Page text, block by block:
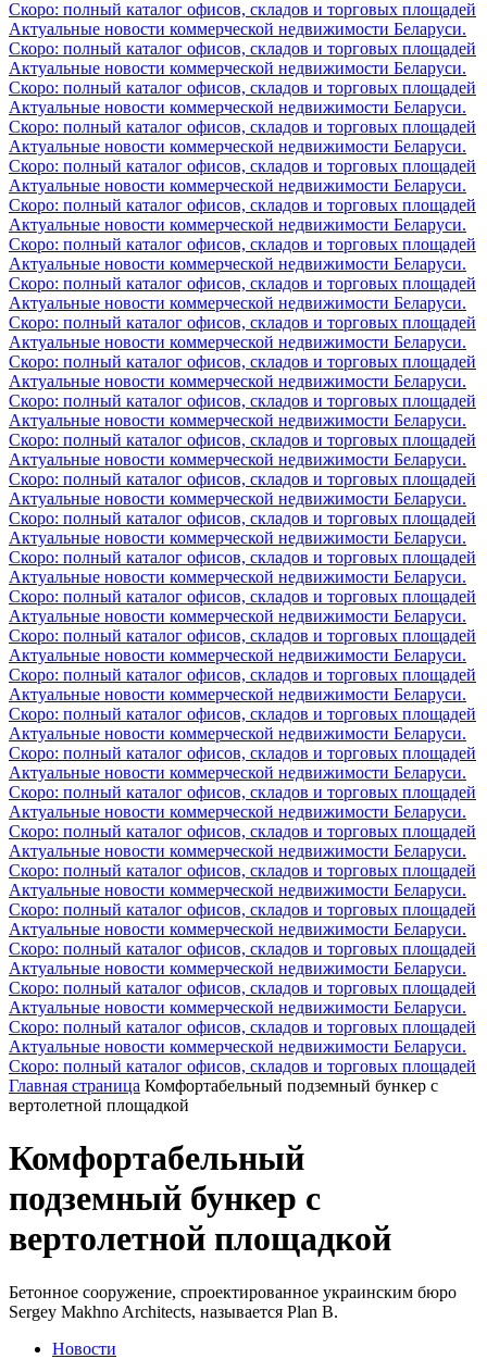
Скоро: полный каталог офисов, складов и торговых площадей
Актуальные новости коммерческой недвижимости Беларуси.
Скоро: полный каталог офисов, складов и торговых площадей
Актуальные новости коммерческой недвижимости Беларуси.
Скоро: полный каталог офисов, складов и торговых площадей
Актуальные новости коммерческой недвижимости Беларуси.
Скоро: полный каталог офисов, складов и торговых площадей
Актуальные новости коммерческой недвижимости Беларуси.
Скоро: полный каталог офисов, складов и торговых площадей
Актуальные новости коммерческой недвижимости Беларуси.
Скоро: полный каталог офисов, складов и торговых площадей
Актуальные новости коммерческой недвижимости Беларуси.
Скоро: полный каталог офисов, складов и торговых площадей
Актуальные новости коммерческой недвижимости Беларуси.
Скоро: полный каталог офисов, складов и торговых площадей
Актуальные новости коммерческой недвижимости Беларуси.
Скоро: полный каталог офисов, складов и торговых площадей
Актуальные новости коммерческой недвижимости Беларуси.
Скоро: полный каталог офисов, складов и торговых площадей
Актуальные новости коммерческой недвижимости Беларуси.
Скоро: полный каталог офисов, складов и торговых площадей
Актуальные новости коммерческой недвижимости Беларуси.
Скоро: полный каталог офисов, складов и торговых площадей
Актуальные новости коммерческой недвижимости Беларуси.
Скоро: полный каталог офисов, складов и торговых площадей
Актуальные новости коммерческой недвижимости Беларуси.
Скоро: полный каталог офисов, складов и торговых площадей
Актуальные новости коммерческой недвижимости Беларуси.
Скоро: полный каталог офисов, складов и торговых площадей
Актуальные новости коммерческой недвижимости Беларуси.
Скоро: полный каталог офисов, складов и торговых площадей
Актуальные новости коммерческой недвижимости Беларуси.
Скоро: полный каталог офисов, складов и торговых площадей
Актуальные новости коммерческой недвижимости Беларуси.
Скоро: полный каталог офисов, складов и торговых площадей
Актуальные новости коммерческой недвижимости Беларуси.
Скоро: полный каталог офисов, складов и торговых площадей
Актуальные новости коммерческой недвижимости Беларуси.
Скоро: полный каталог офисов, складов и торговых площадей
Актуальные новости коммерческой недвижимости Беларуси.
Скоро: полный каталог офисов, складов и торговых площадей
Актуальные новости коммерческой недвижимости Беларуси.
Скоро: полный каталог офисов, складов и торговых площадей
Актуальные новости коммерческой недвижимости Беларуси.
Скоро: полный каталог офисов, складов и торговых площадей
Актуальные новости коммерческой недвижимости Беларуси.
Скоро: полный каталог офисов, складов и торговых площадей
Актуальные новости коммерческой недвижимости Беларуси.
Скоро: полный каталог офисов, складов и торговых площадей
Актуальные новости коммерческой недвижимости Беларуси.
Скоро: полный каталог офисов, складов и торговых площадей
Актуальные новости коммерческой недвижимости Беларуси.
Скоро: полный каталог офисов, складов и торговых площадей
Актуальные новости коммерческой недвижимости Беларуси.
Скоро: полный каталог офисов, складов и торговых площадей
Главная страница Комфортабельный подземный бункер с
вертолетной площадкой
Комфортабельный
подземный бункер с
вертолетной площадкой
Бетонное сооружение, спроектированное украинским бюро
Sergey Makhno Architects, называется Plan B.
Новости